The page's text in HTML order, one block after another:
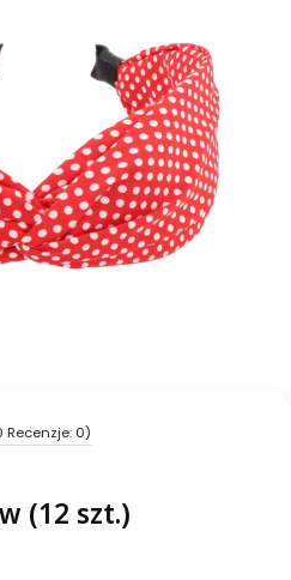
Recenzje: 0)
(12 szt.)